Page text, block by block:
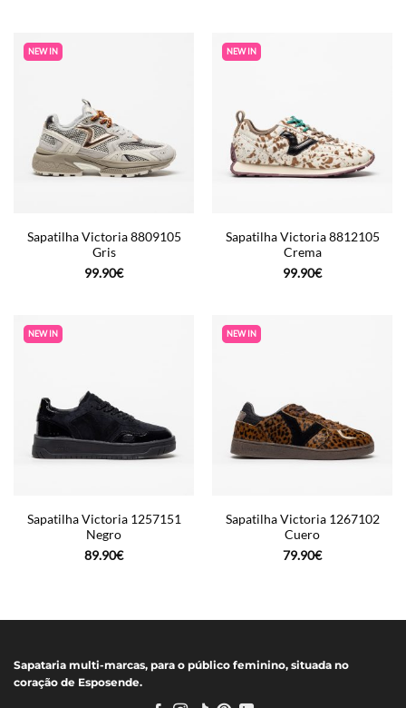
NEW IN
Sapatilha Victoria 8809105
Gris
99.90€
NEW IN
Sapatilha Victoria 8812105
Crema
99.90€
NEW IN
Sapatilha Victoria 1257151
Negro
89.90€
NEW IN
Sapatilha Victoria 1267102
Cuero
79.90€
Sapataria multi-marcas, para o público feminino, situada no
coração de Esposende.